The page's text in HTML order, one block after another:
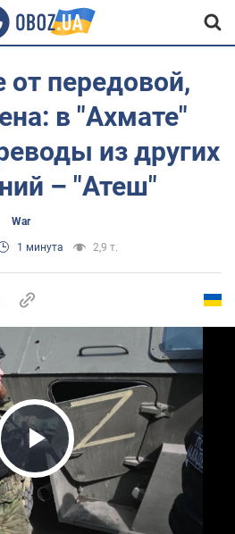
передовой,
в "Ахмате"
из других
– "Атеш"
War
1 минута 2,9 т.
Play Video